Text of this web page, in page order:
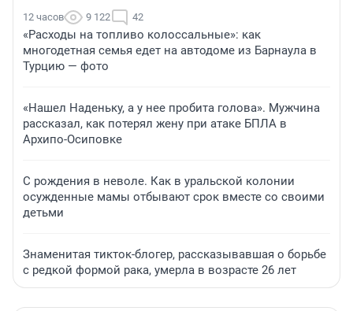
12 часов 9 122 42
«Расходы на топливо колоссальные»: как
многодетная семья едет на автодоме из Барнаула в
Турцию — фото
«Нашел Наденьку, а у нее пробита голова». Мужчина
рассказал, как потерял жену при атаке БПЛА в
Архипо-Осиповке
С рождения в неволе. Как в уральской колонии
осужденные мамы отбывают срок вместе со своими
детьми
Знаменитая тикток-блогер, рассказывавшая о борьбе
с редкой формой рака, умерла в возрасте 26 лет